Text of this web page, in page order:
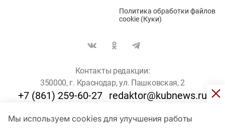
Мы используем cookies для улучшения работы
Политика обработки файлов
cookie (Куки)
Контакты редакции:
350000, г. Краснодар, ул. Пашковская, 2
+7 (861) 259-60-27 redaktor@kubnews.ru
Для пользователей старше 16 лет